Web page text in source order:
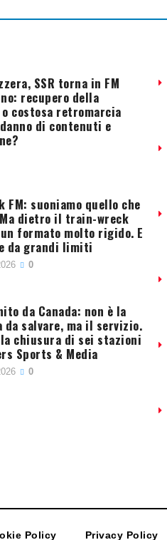
SSR torna in FM
recupero della
costosa retromarcia
di contenuti e
FM: suoniamo quello che
dietro il train-wreck
un formato molto rigido. E
da grandi limiti
0
da Canada: non è la
da salvare, ma il servizio.
chiusura di sei stazioni
Sports & Media
0
Policy Privacy Policy